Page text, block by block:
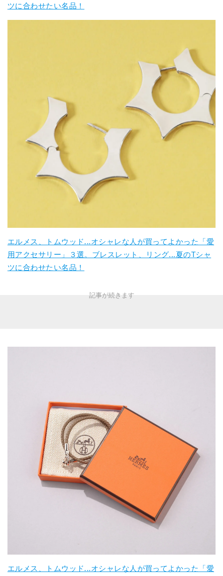
ツに合わせたい名品！
エルメス、トムウッド...オシャレな人が買ってよかった「愛
用アクセサリー」３選。ブレスレット、リング...夏のTシャ
ツに合わせたい名品！
エルメス、トムウッド...オシャレな人が買ってよかった「愛